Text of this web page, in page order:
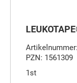
PZN: 1561309
1st